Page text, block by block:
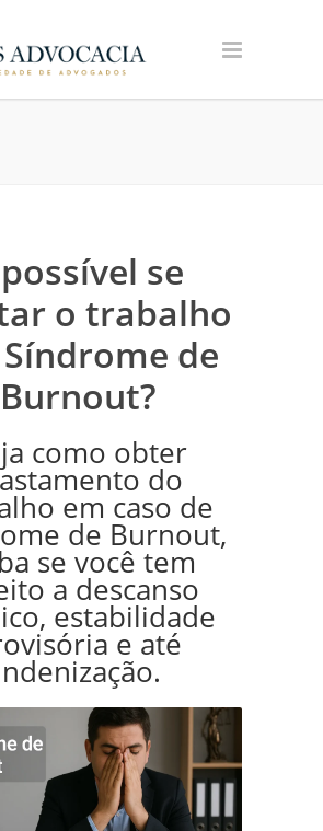
se
o trabalho
de
Burnout?
como obter
do
em caso de
de Burnout,
se você tem
a descanso
estabilidade
e até